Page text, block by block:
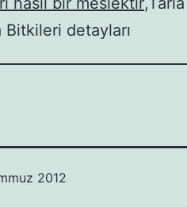
Bitkileri detayları
2012